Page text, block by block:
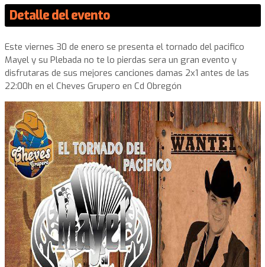
Detalle del evento
Este viernes 30 de enero se presenta el tornado del pacifico
Mayel y su Plebada no te lo pierdas sera un gran evento y
disfrutaras de sus mejores canciones damas 2x1 antes de las
22:00h en el Cheves Grupero en Cd Obregón